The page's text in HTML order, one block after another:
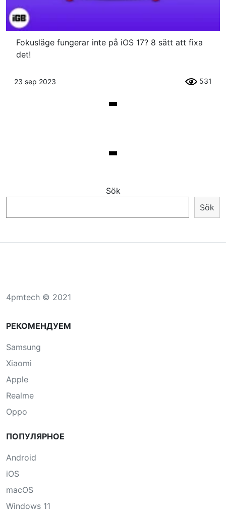
Fokusläge fungerar inte på iOS 17? 8 sätt att fixa
det!
23 sep 2023 531
Sök
Sök
4pmtech © 2021
РЕКОМЕНДУЕМ
Samsung
Xiaomi
Apple
Realme
Oppo
ПОПУЛЯРНОЕ
Android
iOS
macOS
Windows 11